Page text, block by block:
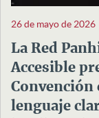
26 de mayo de 2026
La Red
Accesible
Convención
lenguaje